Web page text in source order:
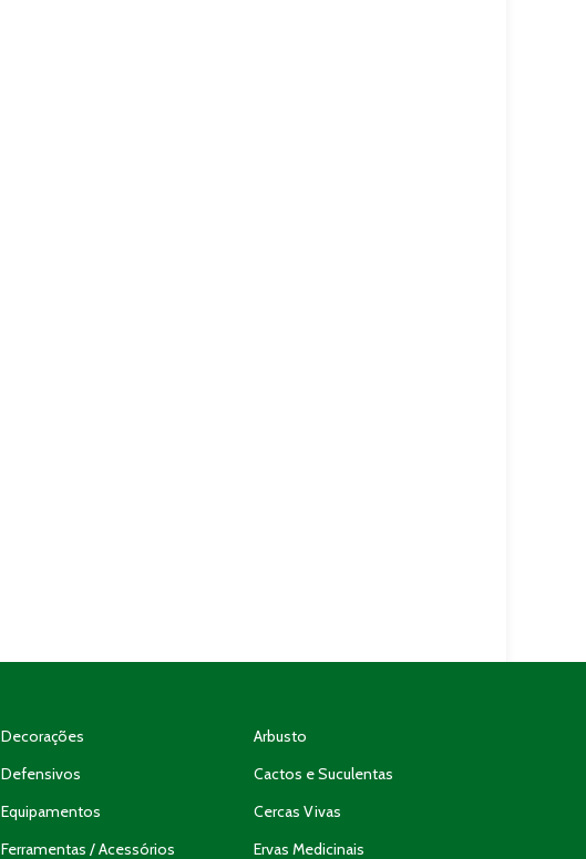
Decorações
Defensivos
Equipamentos
Ferramentas / Acessórios
Arbusto
Cactos e Suculentas
Cercas Vivas
Ervas Medicinais